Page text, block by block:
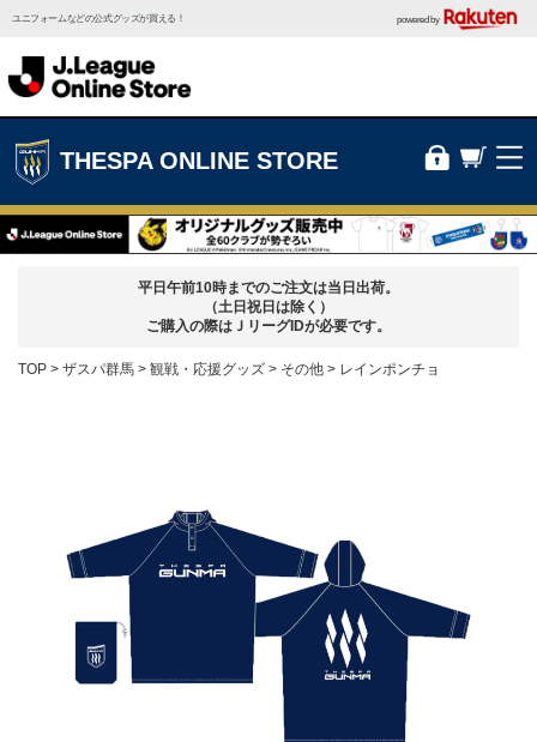
ユニフォームなどの公式グッズが買える！ powered by
THESPA ONLINE STORE
平日午前10時までのご注文は当日出荷。
（土日祝日は除く）
ご購入の際はＪリーグIDが必要です。
TOP ザスパ群馬 観戦・応援グッズ その他 レインポンチョ